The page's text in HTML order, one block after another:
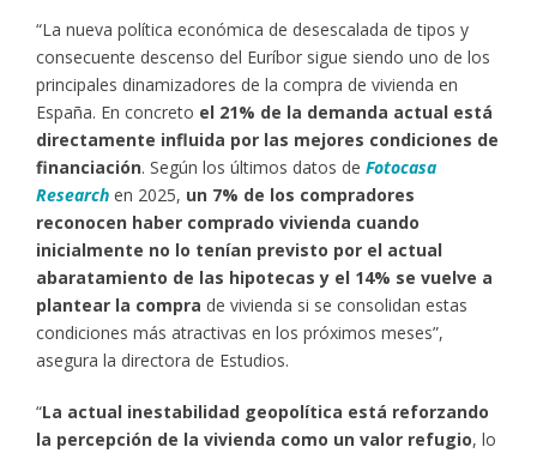
“La nueva política económica de desescalada de tipos y
consecuente descenso del Euríbor sigue siendo uno de los
principales dinamizadores de la compra de vivienda en
España. En concreto el 21% de la demanda actual está
directamente influida por las mejores condiciones de
financiación. Según los últimos datos de Fotocasa
Researchen 2025, un 7% de los compradores
reconocen haber comprado vivienda cuando
inicialmente no lo tenían previsto por el actual
abaratamiento de las hipotecas y el 14% se vuelve a
plantear la compra de vivienda si se consolidan estas
condiciones más atractivas en los próximos meses”,
asegura la directora de Estudios.
“La actual inestabilidad geopolítica está reforzando
la percepción de la vivienda como un valor refugio, lo